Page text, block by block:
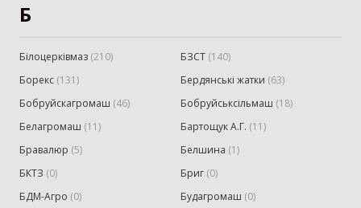
Б
Білоцерківмаз (210) БЗСТ (140)
Борекс (131) Бердянські жатки (63)
Бобруйскагромаш (46) Бобруйськсільмаш (18)
Белагромаш (11) Бартощук А.Г. (11)
Бравалюр (5) Белшина (1)
БКТЗ (0) Бриг (0)
БДМ-Агро (0) Будагромаш (0)